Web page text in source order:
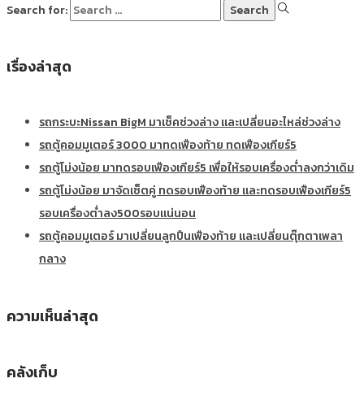
Search for:
เรื่องล่าสุด
รถกระบะNissan BigM มาเช็คช่วงล่าง และเปลี่ยนอะไหล่ช่วงล่าง
รถตู้คอมมูเตอร์ 3000 มาทดเฟืองท้าย ทดเฟืองเกียร์5
รถตู้โม่งน้อย มาทดรอบเฟืองเกียร์5 เพื่อให้รอบเครื่องต่ำลงกว่าเดิม
รถตู้โม่งน้อย มาจัดเซ็ตคู่ ทดรอบเฟืองท้าย และทดรอบเฟืองเกียร์5
รอบเครื่องต่ำลง500รอบแน่นอน
รถตู้คอมมูเตอร์ มาเปลี่ยนลูกปืนเฟืองท้าย และเปลี่ยนตุ๊กตาเพลา
กลาง
ความเห็นล่าสุด
คลังเก็บ